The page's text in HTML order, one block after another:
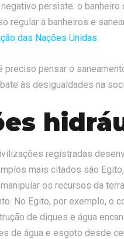
persiste: o banheiro
regular a banheiros e
das Nações Unidas
preciso pensar o
às desigualdades na
registradas
mais citados são
os recursos da
No Egito, por exemplo, o
de diques e água
de água e esgoto desde